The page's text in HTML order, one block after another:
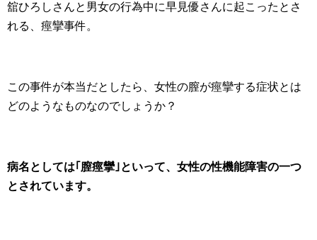
舘ひろしさんと男女の行為中に早見優さんに起こったとさ
れる、痙攣事件。
この事件が本当だとしたら、女性の膣が痙攣する症状とは
どのようなものなのでしょうか？
病名としては｢膣痙攣｣といって、女性の性機能障害の一つ
とされています。